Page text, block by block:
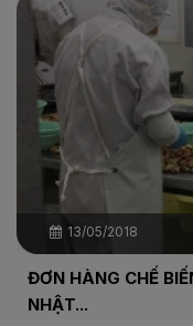
13/05/2018
ĐƠN HÀNG CHẾ
NHẬT...